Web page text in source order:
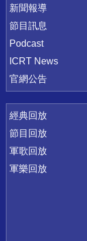
新聞報導
節目訊息
Podcast
ICRT News
官網公告
經典回放
節目回放
軍歌回放
軍樂回放